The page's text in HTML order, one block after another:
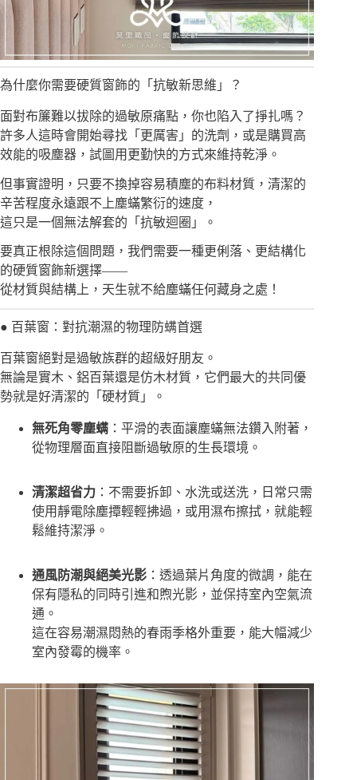
為什麼你需要硬質窗飾的「抗敏新思維」？
面對布簾難以拔除的過敏原痛點，你也陷入了掙扎嗎？
許多人這時會開始尋找「更厲害」的洗劑，或是購買高
效能的吸塵器，試圖用更勤快的方式來維持乾淨。
但事實證明，只要不換掉容易積塵的布料材質，清潔的
辛苦程度永遠跟不上塵蟎繁衍的速度，
這只是一個無法解套的「抗敏迴圈」。
要真正根除這個問題，我們需要一種更俐落、更結構化
的硬質窗飾新選擇——
從材質與結構上，天生就不給塵蟎任何藏身之處！
● 百葉窗：對抗潮濕的物理防螨首選
百葉窗絕對是過敏族群的超級好朋友。
無論是實木、鋁百葉還是仿木材質，它們最大的共同優
勢就是好清潔的「硬材質」。
無死角零塵螨 ：平滑的表面讓塵蟎無法鑽入附著，
從物理層面直接阻斷過敏原的生長環境。
清潔超省力 ：不需要拆卸、水洗或送洗，日常只需
使用靜電除塵撢輕輕拂過，或用濕布擦拭，就能輕
鬆維持潔淨。
通風防潮與絕美光影 ：透過葉片角度的微調，能在
保有隱私的同時引進和煦光影，並保持室內空氣流
通。
這在容易潮濕悶熱的春雨季格外重要，能大幅減少
室內發霉的機率。